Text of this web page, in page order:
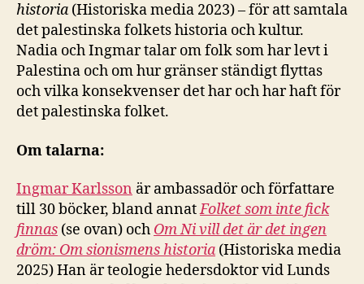
historia (Historiska media 2023) – för att samtala
det palestinska folkets historia och kultur.
Nadia och Ingmar talar om folk som har levt i
Palestina och om hur gränser ständigt flyttas
och vilka konsekvenser det har och har haft för
det palestinska folket.
Om talarna:
Ingmar Karlsson är ambassadör och författare
till 30 böcker, bland annatFolket som inte fick
finnas (se ovan) och Om Ni vill det är det ingen
dröm: Om sionismens historia (Historiska media
2025) Han är teologie hedersdoktor vid Lunds